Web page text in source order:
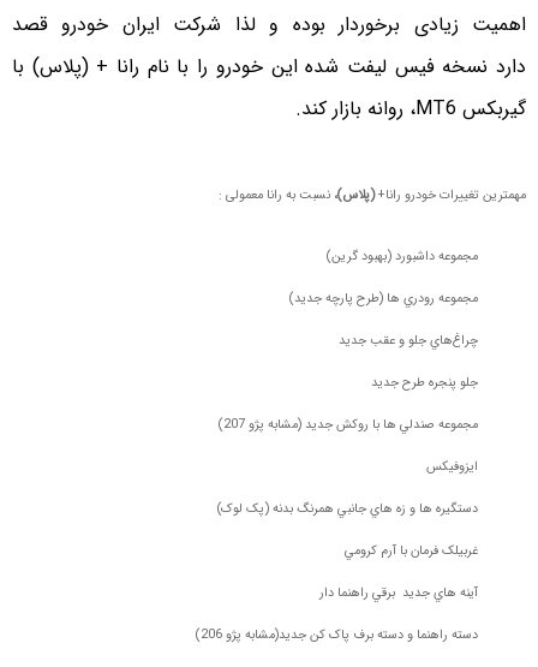
اهميت زیادی برخوردار بوده و لذا شركت ايران خودرو قصد
دارد نسخه فيس ليفت شده اين خودرو را با نام رانا + (پلاس) با
گیربکس MT6، روانه بازار کند.
مهمترين تغييرات خودرو رانا+(پلاس)، نسبت به رانا معمولی :
مجموعه داشبورد (بهبود گرين)
مجموعه رودري ها (طرح پارچه جديد)
چراغ‌هاي جلو و عقب جديد
جلو پنجره طرح جديد
مجموعه صندلي ها با روكش جديد (مشابه پژو 207)
ايزوفيکس
دستگيره ها و زه هاي جانبي همرنگ بدنه (پک لوک)
غربيلک فرمان با آرم کرومي
آينه هاي جديد برقي راهنما دار
دسته راهنما و دسته برف پاک کن جديد(مشابه پژو 206)